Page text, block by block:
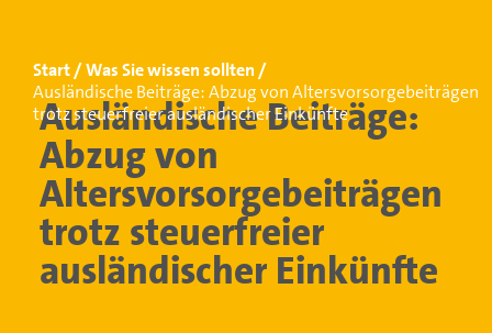
Start
Was Sie wissen sollten
Ausländische Beiträge: Abzug von Altersvorsorgebeiträgen
trotz steuerfreier ausländischer Einkünfte
Ausländische Beiträge:
Abzug von
Altersvorsorgebeiträgen
trotz steuerfreier
ausländischer Einkünfte